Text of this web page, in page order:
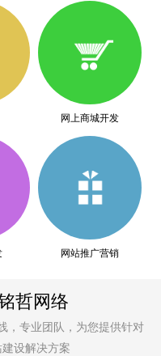
网上商城开发
网站推广营销
哲网络
，专业团队，为您提供针对
设解决方案